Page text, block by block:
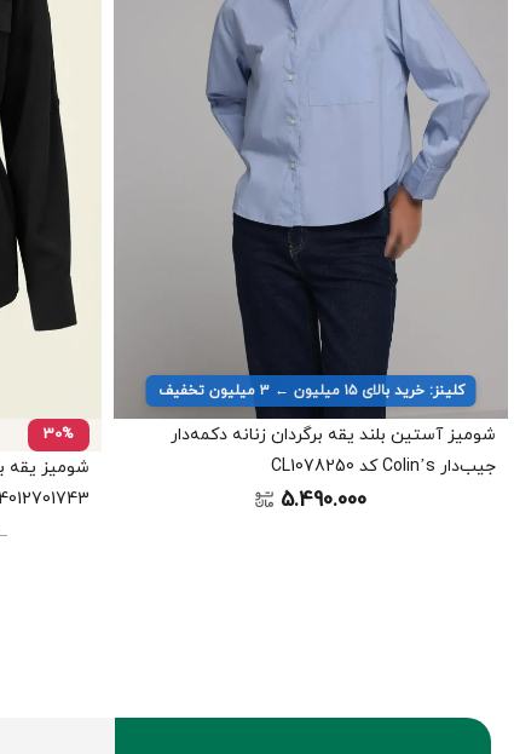
کلینز: خرید بالای ۱۵ میلیون ← ۳ میلیون تخفیف
شومیز آستین بلند یقه برگردان زنانه دکمه‌دار
جیب‌دار Colin’s کد CL1078250
5.490.000
30%